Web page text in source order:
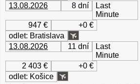
13.08.2026
8 dní
Last
Minute
947 €
+0 €
odlet: Bratislava
13.08.2026
11 dní
Last
Minute
2 403 €
+0 €
odlet: Košice